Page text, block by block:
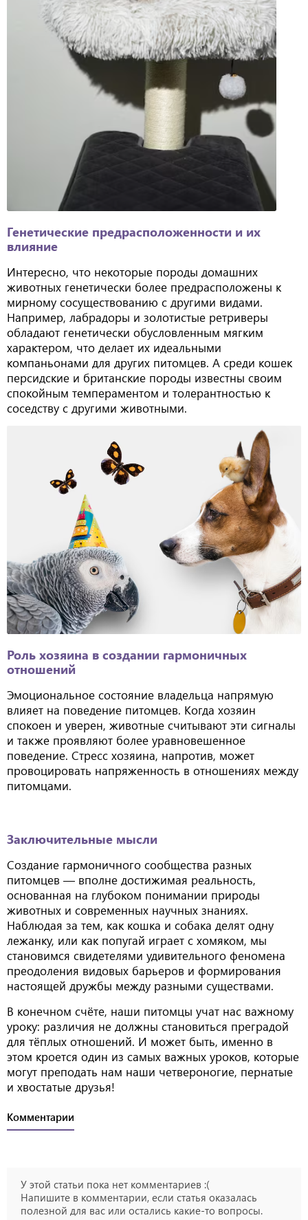
Генетические предрасположенности и их
влияние
Интересно, что некоторые породы домашних
животных генетически более предрасположены к
мирному сосуществованию с другими видами.
Например, лабрадоры и золотистые ретриверы
обладают генетически обусловленным мягким
характером, что делает их идеальными
компаньонами для других питомцев. А среди кошек
персидские и британские породы известны своим
спокойным темпераментом и толерантностью к
соседству с другими животными.
Роль хозяина в создании гармоничных
отношений
Эмоциональное состояние владельца напрямую
влияет на поведение питомцев. Когда хозяин
спокоен и уверен, животные считывают эти сигналы
и также проявляют более уравновешенное
поведение. Стресс хозяина, напротив, может
провоцировать напряженность в отношениях между
питомцами.
Заключительные мысли
Создание гармоничного сообщества разных
питомцев — вполне достижимая реальность,
основанная на глубоком понимании природы
животных и современных научных знаниях.
Наблюдая за тем, как кошка и собака делят одну
лежанку, или как попугай играет с хомяком, мы
становимся свидетелями удивительного феномена
преодоления видовых барьеров и формирования
настоящей дружбы между разными существами.
В конечном счёте, наши питомцы учат нас важному
уроку: различия не должны становиться преградой
для тёплых отношений. И может быть, именно в
этом кроется один из самых важных уроков, которые
могут преподать нам наши четвероногие, пернатые
и хвостатые друзья!
Комментарии
У этой статьи пока нет комментариев :(
Напишите в комментарии, если статья оказалась
полезной для вас или остались какие-то вопросы.